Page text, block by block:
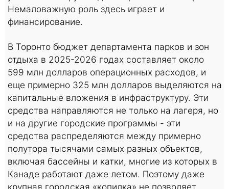
Немаловажную роль здесь играет и
финансирование.
В Торонто бюджет департамента парков и зон
отдыха в 2025-2026 годах составляет около
599 млн долларов операционных расходов, и
еще примерно 325 млн долларов выделяются на
капитальные вложения в инфраструктуру. Эти
средства направляются не только на лагеря, но
и на другие городские программы - эти
средства распределяются между примерно
полутора тысячами самых разных объектов,
включая бассейны и катки, многие из которых в
Канаде работают даже летом. Поэтому даже
крупная городская «копилка» не позволяет